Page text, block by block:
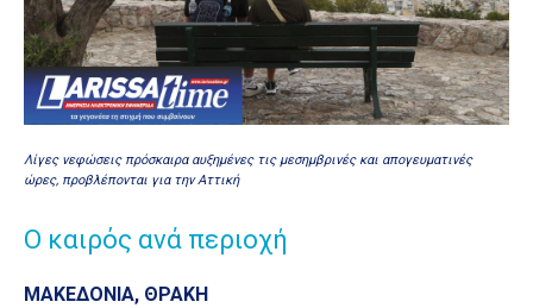
Λίγες νεφώσεις πρόσκαιρα αυξημένες τις μεσημβρινές και απογευματινές
ώρες, προβλέπονται για την Αττική
Ο καιρός ανά περιοχή
ΜΑΚΕΔΟΝΙΑ, ΘΡΑΚΗ